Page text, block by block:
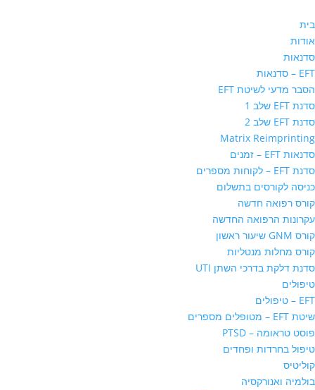
בית
אודות
סדנאות
EFT – סדנאות
הסבר מדעי לשיטת EFT
סדנת EFT שלב 1
סדנת EFT שלב 2
Matrix Reimprinting
סדנאות EFT – זמנים
סדנת EFT – לקוחות מספרים
כניסה לקורסים בתשלום
קורס רפואה חדשה
עקרונות הרפואה החדשה
קורס GNM שיעור ראשון
קורס מחלות מנטליות
סדנת דלקת בדרכי השתן UTI
טיפולים
EFT – טיפולים
שיטת EFT – מטופלים מספרים
פוסט טראומה – PTSD
טיפול בחרדות ופחדים
קוליטיס
בולמיה ואנורקסיה